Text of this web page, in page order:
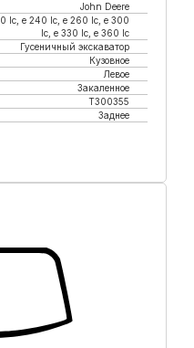
John Deere
lc, е 240 lc, e 260 lc, e 300
lc, e 330 lc, e 360 lc
Гусеничный экскаватор
Кузовное
Левое
Закаленное
T300355
Заднее